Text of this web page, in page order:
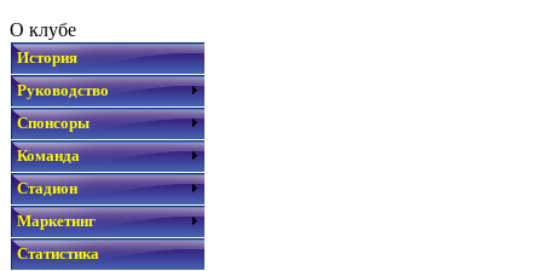
О клубе
История
Руководство
Спонсоры
Команда
Стадион
Маркетинг
Статистика